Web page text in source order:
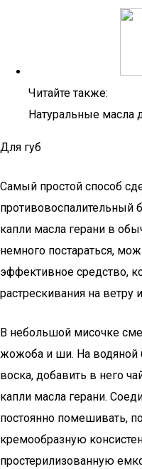
Читайте также:
Натуральные масла
Для губ
Самый простой способ
противовоспалительный
капли масла герани в
немного постараться,
эффективное средство,
растрескивания на ветру
В небольшой мисочке
жожоба и ши. На водяной
воска, добавить в него
капли масла герани.
постоянно помешивать,
кремообразную
простерилизованную